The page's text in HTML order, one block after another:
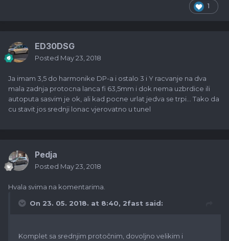
1
ED30DSG
Posted May 23, 2018
Ja imam 3,5 do harmonike DP-a i ostalo 3 i Y racvanje na dva
mala zadnja protocna lanca fi 63,5mm i dok nema uzbrdice ili
autoputa sasvim je ok, ali kad pocne urlat jedva se trpi... Tako da
cu stavit jos srednji lonac vjerovatno u tunel
Pedja
Posted May 23, 2018
Hvala svima na komentarima.
On 23. 05. 2018. at 8:40, 2fast said:
Komplet sa srednjim protočnim, dovoljno velikim i